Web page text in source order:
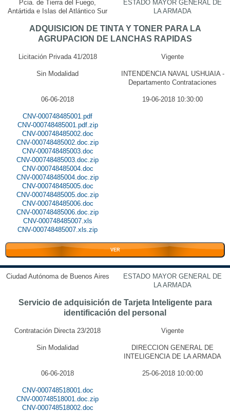
Pcia. de Tierra del Fuego,
Antártida e Islas del Atlántico Sur
ESTADO MAYOR GENERAL DE
LA ARMADA
ADQUISICION DE TINTA Y TONER PARA LA
AGRUPACION DE LANCHAS RAPIDAS
Licitación Privada 41/2018 Vigente
Sin Modalidad
INTENDENCIA NAVAL USHUAIA -
Departamento Contrataciones
06-06-2018 19-06-2018 10:30:00
CNV-000748485001.pdf
CNV-000748485001.pdf.zip
CNV-000748485002.doc
CNV-000748485002.doc.zip
CNV-000748485003.doc
CNV-000748485003.doc.zip
CNV-000748485004.doc
CNV-000748485004.doc.zip
CNV-000748485005.doc
CNV-000748485005.doc.zip
CNV-000748485006.doc
CNV-000748485006.doc.zip
CNV-000748485007.xls
CNV-000748485007.xls.zip
VER
Ciudad Autónoma de Buenos Aires
ESTADO MAYOR GENERAL DE
LA ARMADA
Servicio de adquisición de Tarjeta Inteligente para
identificación del personal
Contratación Directa 23/2018 Vigente
Sin Modalidad
DIRECCION GENERAL DE
INTELIGENCIA DE LA ARMADA
06-06-2018 25-06-2018 10:00:00
CNV-000748518001.doc
CNV-000748518001.doc.zip
CNV-000748518002.doc